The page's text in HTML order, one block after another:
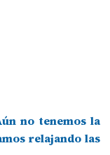
no tenemos la
relajando las